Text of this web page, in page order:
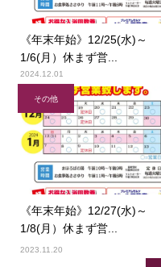
《年末年始》12/25(水)～
1/6(月）休まず営...
2024.12.01
その他
《年末年始》12/27(水)～
1/8(月）休まず営...
2023.11.20